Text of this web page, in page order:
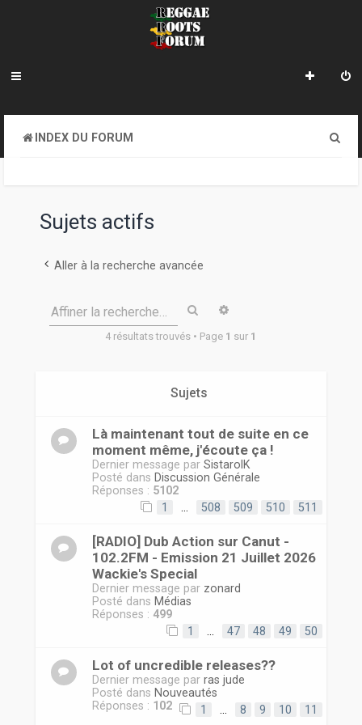
INDEX DU FORUM
Sujets actifs
Aller à la recherche avancée
Affiner la recherche… Rechercher
4 résultats trouvés • Page 1 sur 1
Sujets
Là maintenant tout de suite en ce
moment même, j'écoute ça !
Dernier message par SistarolK
Posté dans Discussion Générale
Réponses : 5102
1
508 509 510 511
[RADIO] Dub Action sur Canut -
102.2FM - Emission 21 Juillet 2026
Wackie's Special
Dernier message par zonard
Posté dans Médias
Réponses : 499
1
47 48 49 50
Lot of uncredible releases??
Dernier message par ras jude
Posté dans Nouveautés
Réponses : 102 1 8 9 10 11